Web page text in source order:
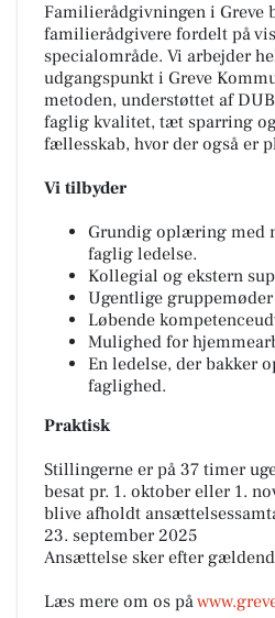
Familierådgivningen i Greve
familierådgivere fordelt på
specialområde. Vi arbejder
udgangspunkt i Greve
metoden, understøttet af
faglig kvalitet, tæt sparring
fællesskab, hvor der også er
Vi tilbyder
Grundig oplæring med
faglig ledelse.
Kollegial og ekstern
Ugentlige
Løbende
Mulighed for
En ledelse, der bakker
faglighed.
Praktisk
Stillingerne er på 37 timer
besat pr. 1. oktober eller 1.
blive afholdt
23. september 2025
Ansættelse sker efter
Læs mere om os på